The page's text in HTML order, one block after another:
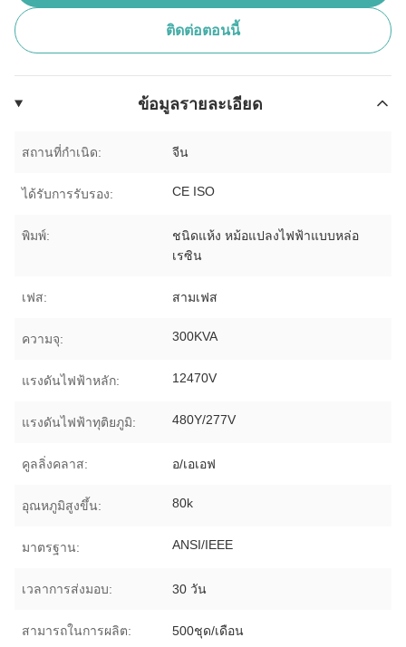
ติดต่อตอนนี้
ข้อมูลรายละเอียด
สถานที่กำเนิด: จีน
ได้รับการรับรอง: CE ISO
พิมพ์:
ชนิดแห้ง หม้อแปลงไฟฟ้าแบบหล่อ
เรซิน
เฟส: สามเฟส
ความจุ: 300KVA
แรงดันไฟฟ้าหลัก: 12470V
แรงดันไฟฟ้าทุติยภูมิ: 480Y/277V
คูลลิ่งคลาส: อ/เอเอฟ
อุณหภูมิสูงขึ้น: 80k
มาตรฐาน: ANSI/IEEE
เวลาการส่งมอบ: 30 วัน
สามารถในการผลิต: 500ชุด/เดือน